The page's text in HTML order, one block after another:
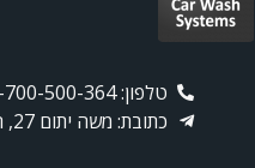
טלפון: 1-700-500-364
כתובת: משה יתום 27, רחובות